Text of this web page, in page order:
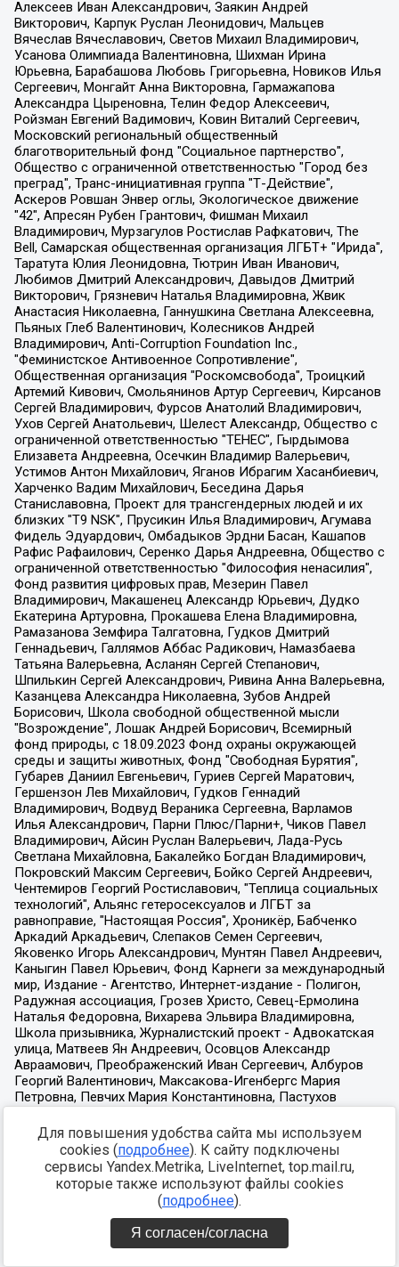
Для повышения удобства сайта мы используем
cookies (подробнее). К сайту подключены
сервисы Yandex.Metrika, LiveInternet, top.mail.ru,
которые также используют файлы cookies
(подробнее).
Я согласен/согласна